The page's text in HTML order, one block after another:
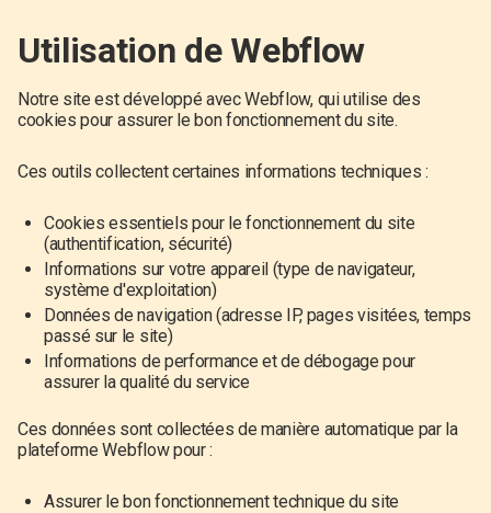
Utilisation de Webflow
Notre site est développé avec Webflow, qui utilise des
cookies pour assurer le bon fonctionnement du site.
Ces outils collectent certaines informations techniques :
Cookies essentiels pour le fonctionnement du site
(authentification, sécurité)
Informations sur votre appareil (type de navigateur,
système d'exploitation)
Données de navigation (adresse IP, pages visitées, temps
passé sur le site)
Informations de performance et de débogage pour
assurer la qualité du service
Ces données sont collectées de manière automatique par la
plateforme Webflow pour :
Assurer le bon fonctionnement technique du site